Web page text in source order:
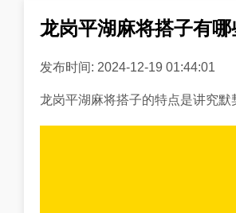
龙岗平湖麻将搭子有
发布时间: 2024-12-19 01:44:01
龙岗平湖麻将搭子的特点是讲究